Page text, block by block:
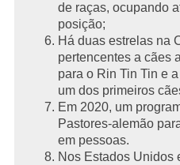
de raças, ocupando
posição;
Há duas estrelas na
pertencentes a cães
para o Rin Tin Tin e
um dos primeiros
Em 2020, um
Pastores-alemão
em pessoas.
Nos Estados Unidos